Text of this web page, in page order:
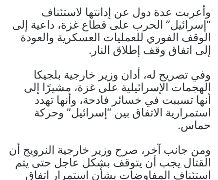
وأعربت عدة دول عن إدانتها لاستئناف
“إسرائيل” الحرب على قطاع غزة، داعية إلى
الوقف الفوري للعمليات العسكرية والعودة
إلى اتفاق وقف إطلاق النار.
وفي تصريح له، أدان وزير خارجية بلجيكا
الهجمات الإسرائيلية على غزة، مشيرًا إلى
أنها تسببت في خسائر فادحة، وأنها تهدد
استمرارية الاتفاق بين “إسرائيل” وحركة
حماس.
ومن جانب آخر، صرح وزير خارجية النرويج أن
القتال يجب أن يتوقف بشكل عاجل حتى يتم
استئناف المفاوضات بشأن استمرار اتفاق